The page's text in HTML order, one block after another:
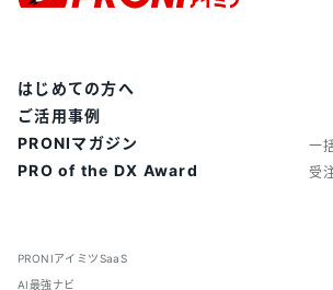
PRONIアイミツSaaS
AI最強ナビ
はじめての方へ
ご活用事例
PRONIマガジン
PRO of the DX Award
一
受